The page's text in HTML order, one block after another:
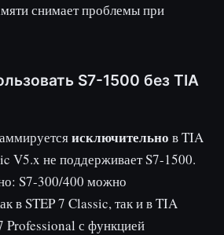
снимает проблемы при
S7-1500 без TIA
исключительно в TIA
V5.x не поддерживает S7-1500.
S7-300/400 можно
в STEP 7 Classic, так и в TIA
Professional с функцией